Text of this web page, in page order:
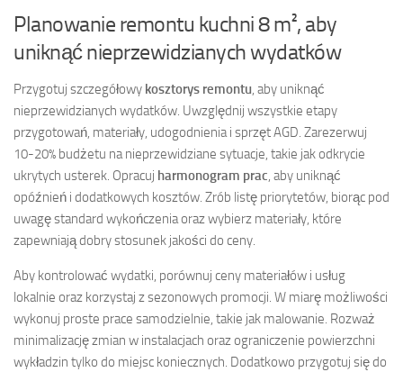
Planowanie remontu kuchni 8 m², aby
uniknąć nieprzewidzianych wydatków
Przygotuj szczegółowy kosztorys remontu, aby uniknąć
nieprzewidzianych wydatków. Uwzględnij wszystkie etapy
przygotowań, materiały, udogodnienia i sprzęt AGD. Zarezerwuj
10-20% budżetu na nieprzewidziane sytuacje, takie jak odkrycie
ukrytych usterek. Opracuj harmonogram prac, aby uniknąć
opóźnień i dodatkowych kosztów. Zrób listę priorytetów, biorąc pod
uwagę standard wykończenia oraz wybierz materiały, które
zapewniają dobry stosunek jakości do ceny.
Aby kontrolować wydatki, porównuj ceny materiałów i usług
lokalnie oraz korzystaj z sezonowych promocji. W miarę możliwości
wykonuj proste prace samodzielnie, takie jak malowanie. Rozważ
minimalizację zmian w instalacjach oraz ograniczenie powierzchni
wykładzin tylko do miejsc koniecznych. Dodatkowo przygotuj się do